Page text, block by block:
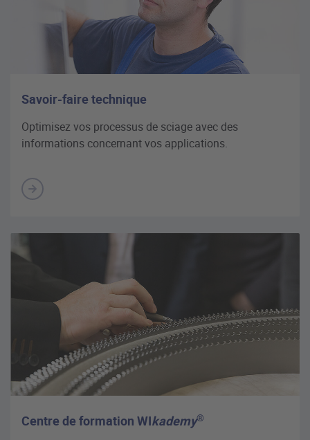
Savoir-faire technique
Optimisez vos processus de sciage avec des
informations concernant vos applications.
Centre de formation WIkademy®